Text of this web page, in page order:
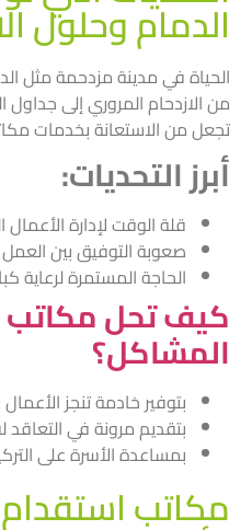
الدمام وحلول
الحياة في مدينة مزدحمة مثل
من الازدحام المروري إلى جداول
تجعل من الاستعانة بخدمات
أبرز التحديات:
قلة الوقت لإدارة الأعمال
صعوبة التوفيق بين العمل
الحاجة المستمرة لرعاية
كيف تحل مكاتب
المشاكل؟
بتوفير خادمة تنجز الأعمال
بتقديم مرونة في التعاقد
بمساعدة الأسرة على
مكاتب